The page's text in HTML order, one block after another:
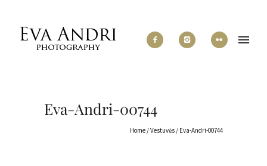
Eva-Andri-00744
Home /Vestuvės / Eva-Andri-00744